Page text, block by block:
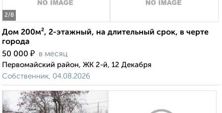
2/8
Дом 200м², 2-этажный, на длительный срок, в черте
города
50 000 ₽ в месяц
Первомайский район, ЖК 2-й, 12 Декабря
Собственник, 04.08.2026